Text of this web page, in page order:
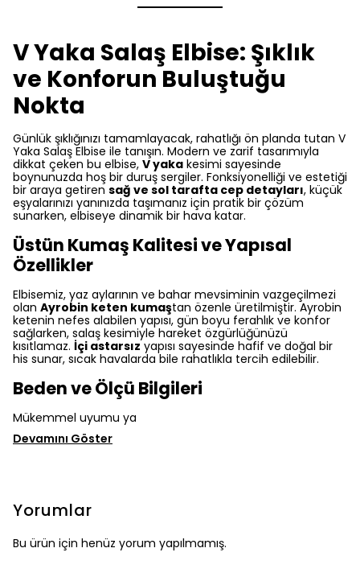
V Yaka Salaş Elbise: Şıklık
ve Konforun Buluştuğu
Nokta
Günlük şıklığınızı tamamlayacak, rahatlığı ön planda tutan V
Yaka Salaş Elbise ile tanışın. Modern ve zarif tasarımıyla
dikkat çeken bu elbise, V yaka kesimi sayesinde
boynunuzda hoş bir duruş sergiler. Fonksiyonelliği ve estetiği
bir araya getiren sağ ve sol tarafta cep detayları, küçük
eşyalarınızı yanınızda taşımanız için pratik bir çözüm
sunarken, elbiseye dinamik bir hava katar.
Üstün Kumaş Kalitesi ve Yapısal
Özellikler
Elbisemiz, yaz aylarının ve bahar mevsiminin vazgeçilmezi
olan Ayrobin keten kumaştan özenle üretilmiştir. Ayrobin
ketenin nefes alabilen yapısı, gün boyu ferahlık ve konfor
sağlarken, salaş kesimiyle hareket özgürlüğünüzü
kısıtlamaz. İçi astarsız yapısı sayesinde hafif ve doğal bir
his sunar, sıcak havalarda bile rahatlıkla tercih edilebilir.
Beden ve Ölçü Bilgileri
Mükemmel uyumu ya
Devamını Göster
Yorumlar
Bu ürün için henüz yorum yapılmamış.